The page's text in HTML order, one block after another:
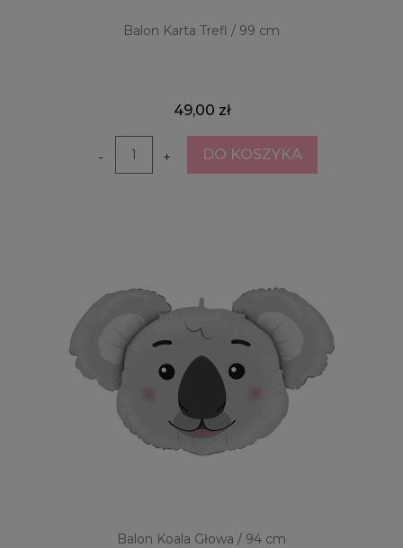
Balon Karta Trefl / 99 cm
49,00 zł
- + DO KOSZYKA
Balon Koala Głowa / 94 cm